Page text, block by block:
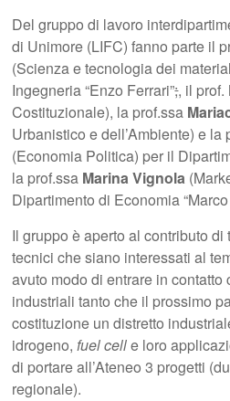
Del gruppo di lavoro
di Unimore (LIFC) fanno parte il
(Scienza e tecnologia dei
Ingegneria “Enzo Ferrari”;, il prof.
Costituzionale), la prof.ssa
Urbanistico e dell’Ambiente) e la
(Economia Politica) per il
la prof.ssa Marina Vignola
Dipartimento di Economia
Il gruppo è aperto al contributo
tecnici che siano interessati al
avuto modo di entrare in contatto
industriali tanto che il prossimo
costituzione un distretto
idrogeno,fuel celle loro
di portare all’Ateneo 3 progetti
regionale).